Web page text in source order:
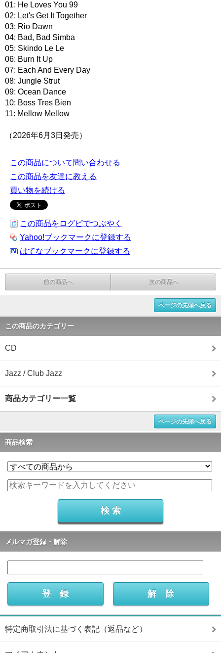
01: He Loves You 99
02: Let's Get It Together
03: Rio Dawn
04: Bad, Bad Simba
05: Skindo Le Le
06: Burn It Up
07: Each And Every Day
08: Jungle Strut
09: Ocean Dance
10: Boss Tres Bien
11: Mellow Mellow
（2026年6月3日発売）
この商品について問い合わせる
この商品を友達に教える
買い物を続ける
この商品をログピでつぶやく
Yahoo!ブックマークに登録する
はてなブックマークに登録する
前の商品へ 次の商品へ
ページの先頭へ戻る
この商品のカテゴリー
CD
Jazz / Club Jazz
商品カテゴリー一覧
ページの先頭へ戻る
商品検索
メルマガ登録・解除
特定商取引法に基づく表記（返品など）